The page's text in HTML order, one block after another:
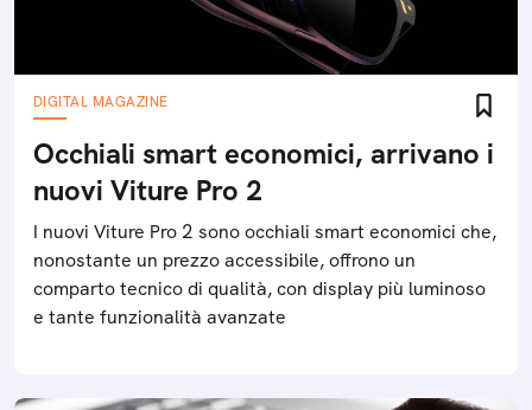
DIGITAL MAGAZINE
Occhiali smart economici, arrivano i
nuovi Viture Pro 2
I nuovi Viture Pro 2 sono occhiali smart economici che,
nonostante un prezzo accessibile, offrono un
comparto tecnico di qualità, con display più luminoso
e tante funzionalità avanzate